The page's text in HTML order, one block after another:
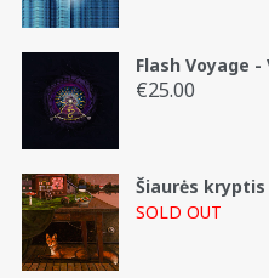
Flash Voyage -
€25.00
Šiaurės kryptis
SOLD OUT